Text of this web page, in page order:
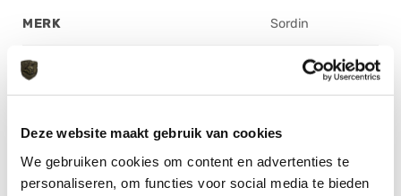
Deze website maakt gebruik van cookies
We gebruiken cookies om content en advertenties te
personaliseren, om functies voor social media te bieden
MERK Sordin
SOORT Oorkappen
KLEUR Multicam